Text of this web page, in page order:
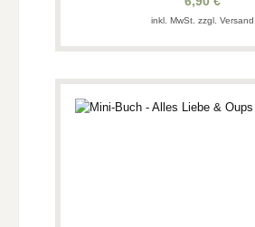
inkl. MwSt. zzgl. Versand